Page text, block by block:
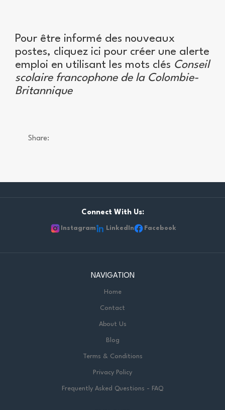
Pour être informé des nouveaux
postes, cliquez ici pour créer une alerte
emploi en utilisant les mots clés Conseil
scolaire francophone de la Colombie-
Britannique
Share:
Connect With Us:
Instagram LinkedIn Facebook
NAVIGATION
Home
Contact
About Us
Blog
Terms & Conditions
Privacy Policy
Frequently Asked Questions - FAQ